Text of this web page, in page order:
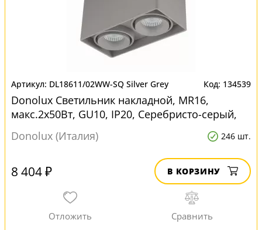
DL18611/02WW-SQ Silver Grey 134539
Donolux Светильник накладной, MR16,
макс.2х50Вт, GU10, IP20, Серебристо-серый,
D186х93х120 мм, без л для натяжных потолков
Donolux (Италия) 246 шт.
8 404 ₽ В КОРЗИНУ